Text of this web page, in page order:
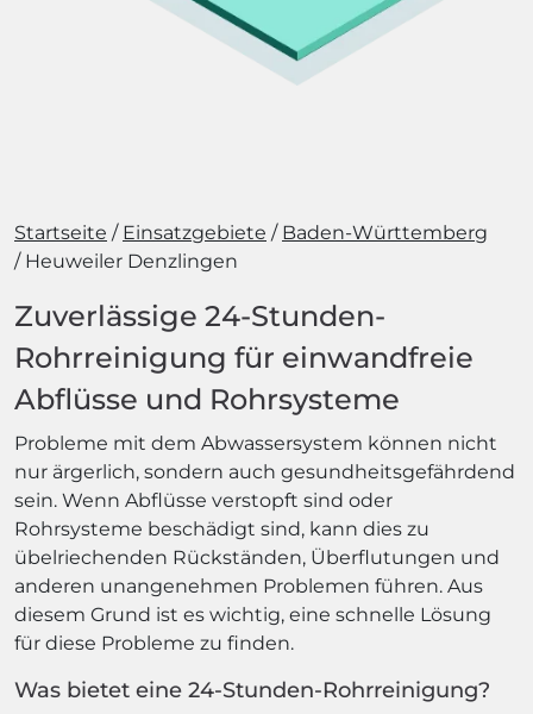
Startseite Einsatzgebiete
Baden-Württemberg
Heuweiler Denzlingen
Zuverlässige 24-Stunden-
Rohrreinigung für einwandfreie
Abflüsse und Rohrsysteme
Probleme mit dem Abwassersystem können nicht
nur ärgerlich, sondern auch gesundheitsgefährdend
sein. Wenn Abflüsse verstopft sind oder
Rohrsysteme beschädigt sind, kann dies zu
übelriechenden Rückständen, Überflutungen und
anderen unangenehmen Problemen führen. Aus
diesem Grund ist es wichtig, eine schnelle Lösung
für diese Probleme zu finden.
Was bietet eine 24-Stunden-Rohrreinigung?